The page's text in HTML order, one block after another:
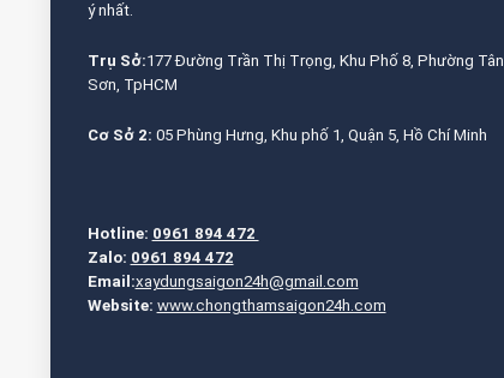
ý nhất.
Trụ Sở:177 Đường Trần Thị Trọng, Khu Phố 8, Phường Tân
Sơn, TpHCM
Cơ Sở 2: 05 Phùng Hưng, Khu phố 1, Quận 5, Hồ Chí Minh
Hotline: 0961 894 472
Zalo: 0961 894 472
Email:xaydungsaigon24h@gmail.com
Website: www.chongthamsaigon24h.com